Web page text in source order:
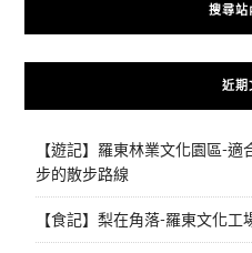
搜尋站
近期
【遊記】羅東林業文化園區-
步的散步路線
【食記】梨在角落-羅東文化